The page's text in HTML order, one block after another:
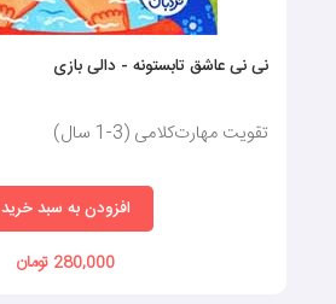
نی نی عاشق تابستونه - دالی بازی
تقویت مهارت‌کلامی (3-1 سال)
افزودن به سبد خرید
280,000 تومان